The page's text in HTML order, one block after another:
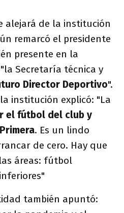
alejará de la institución
remarcó el presidente
presente en la
Secretaría técnica y
Director Deportivo".
institución explicó: "La
el fútbol del club y
. Es un lindo
de cero. Hay que
áreas: fútbol
también apuntó: